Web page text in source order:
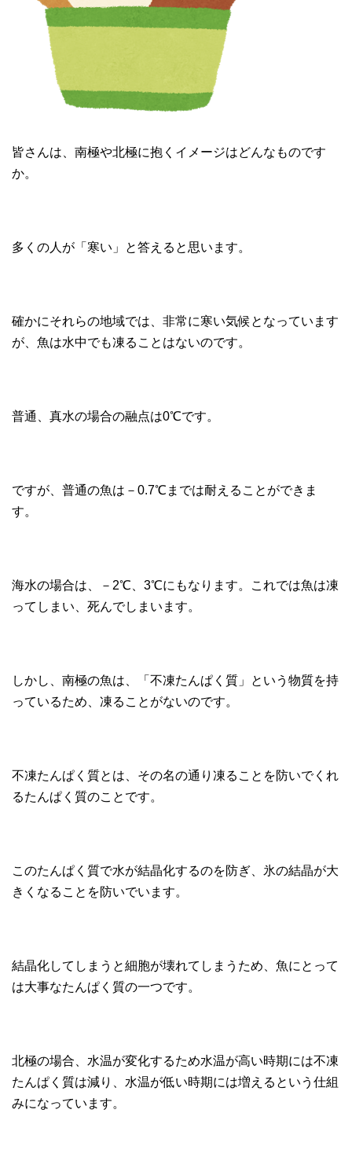
皆さんは、南極や北極に抱くイメージはどんなものです
か。
多くの人が「寒い」と答えると思います。
確かにそれらの地域では、非常に寒い気候となっています
が、魚は水中でも凍ることはないのです。
普通、真水の場合の融点は0℃です。
ですが、普通の魚は－0.7℃までは耐えることができま
す。
海水の場合は、－2℃、3℃にもなります。これでは魚は凍
ってしまい、死んでしまいます。
しかし、南極の魚は、「不凍たんぱく質」という物質を持
っているため、凍ることがないのです。
不凍たんぱく質とは、その名の通り凍ることを防いでくれ
るたんぱく質のことです。
このたんぱく質で水が結晶化するのを防ぎ、氷の結晶が大
きくなることを防いでいます。
結晶化してしまうと細胞が壊れてしまうため、魚にとって
は大事なたんぱく質の一つです。
北極の場合、水温が変化するため水温が高い時期には不凍
たんぱく質は減り、水温が低い時期には増えるという仕組
みになっています。